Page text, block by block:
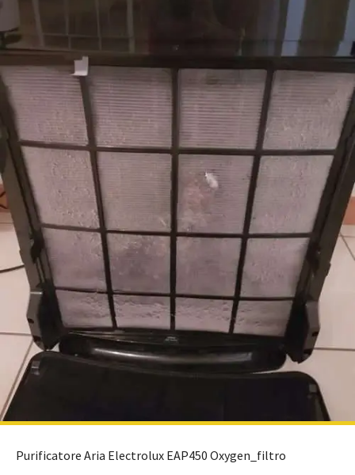
Purificatore Aria Electrolux EAP450 Oxygen_filtro